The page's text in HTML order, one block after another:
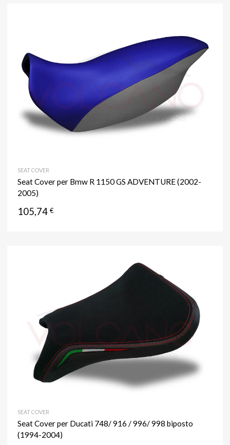
SEAT COVER
Seat Cover per Bmw R 1150 GS ADVENTURE (2002-
2005)
105,74 €
SEAT COVER
Seat Cover per Ducati 748/ 916 / 996/ 998 biposto
(1994-2004)